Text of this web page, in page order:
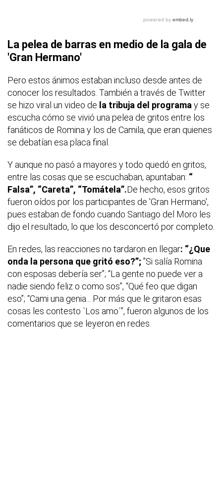
La pelea de barras en medio de la gala de
'Gran Hermano'
Pero estos ánimos estaban incluso desde antes de
conocer los resultados. También a través de Twitter
se hizo viral un video de la tribuja del programa y se
escucha cómo se vivió una pelea de gritos entre los
fanáticos de Romina y los de Camila, que eran quienes
se debatían esa placa final.
Y aunque no pasó a mayores y todo quedó en gritos,
entre las cosas que se escuchaban, apuntaban: “
Falsa”, “Careta”, “Tomátela”.De hecho, esos gritos
fueron oídos por los participantes de 'Gran Hermano',
pues estaban de fondo cuando Santiago del Moro les
dijo el resultado, lo que los desconcertó por completo.
En redes, las reacciones no tardaron en llegar: “¿Que
onda la persona que gritó eso?”; ”Si salía Romina
con esposas debería ser”; “La gente no puede ver a
nadie siendo feliz o como sos”, “Qué feo que digan
eso”; “Cami una genia... Por más que le gritaron esas
cosas les contesto `Los amo´”, fueron algunos de los
comentarios que se leyeron en redes.